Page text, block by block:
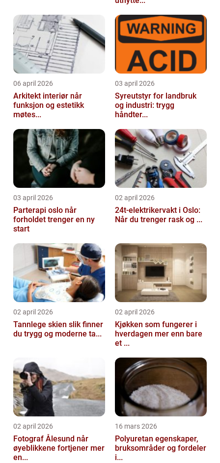
06 april 2026
Arkitekt interiør når
funksjon og estetikk
møtes...
03 april 2026
Syreutstyr for landbruk
og industri: trygg
håndter...
03 april 2026
Parterapi oslo når
forholdet trenger en ny
start
02 april 2026
24t-elektrikervakt i Oslo:
Når du trenger rask og ...
02 april 2026
Tannlege skien slik finner
du trygg og moderne ta...
02 april 2026
Kjøkken som fungerer i
hverdagen mer enn bare
et ...
02 april 2026
Fotograf Ålesund når
øyeblikkene fortjener mer
en...
16 mars 2026
Polyuretan egenskaper,
bruksområder og fordeler
i...